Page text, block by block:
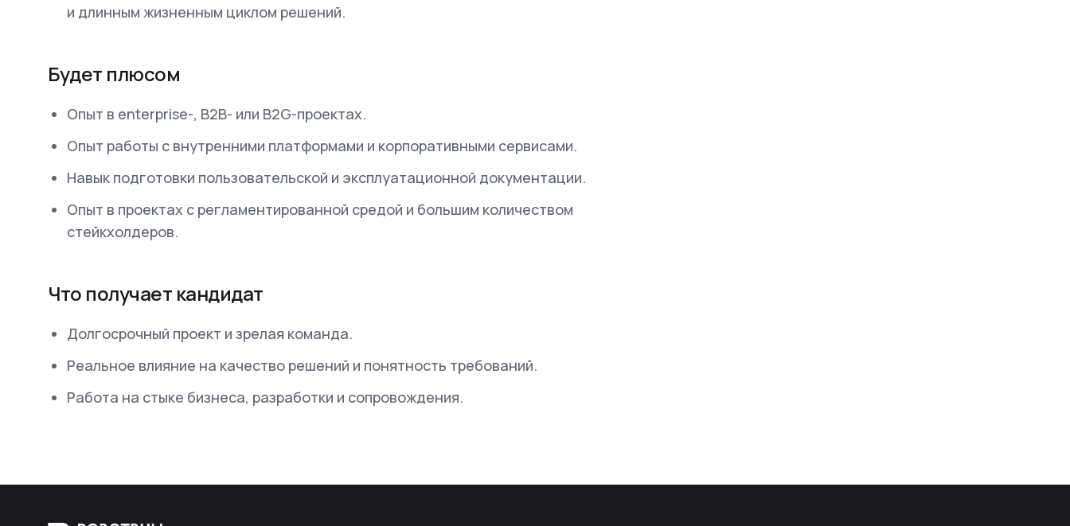
и длинным жизненным циклом решений.
Будет плюсом
Опыт в enterprise-, B2B- или B2G-проектах.
Опыт работы с внутренними платформами и корпоративными сервисами.
Навык подготовки пользовательской и эксплуатационной документации.
Опыт в проектах с регламентированной средой и большим количеством
стейкхолдеров.
Что получает кандидат
Долгосрочный проект и зрелая команда.
Реальное влияние на качество решений и понятность требований.
Работа на стыке бизнеса, разработки и сопровождения.